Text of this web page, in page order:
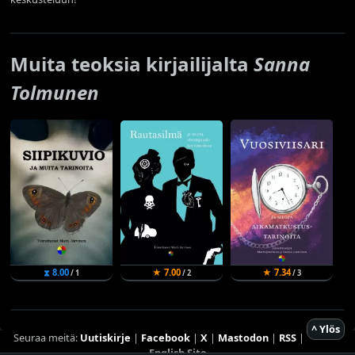
Muita teoksia kirjailijaltaSanna
Tolmunen
⧗ 8.00/ 1 ★ 7.00/ 2 ★ 7.34/ 3
^ Ylös
Seuraa meitä: Uutiskirje | Facebook| X| Mastodon| RSS|